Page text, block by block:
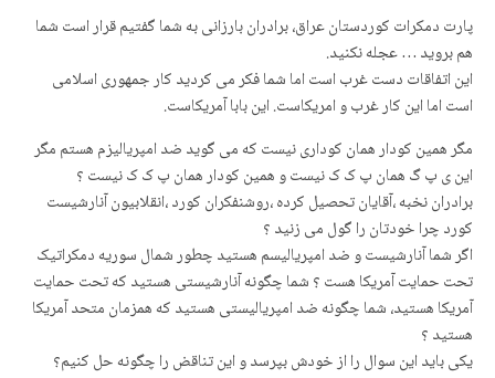
پارت دمکرات کوردستان عراق، برادران بارزانی به شما گفتیم قرار است شما
هم بروید … عجله نکنید.
این اتفاقات دست غرب است اما شما فکر می کردید کار جمهوری اسلامی
است اما این کار غرب و امریکاست. این بابا آمریکاست.
مگر همین کودار همان کوداری نیست که می گوید ضد امپریالیزم هستم مگر
این ی پ گ همان پ ک ک نیست و همین کودار همان پ ک ک نیست ؟
برادران نخبه ،آقایان تحصیل کرده ،روشنفکران کورد ،انقلابیون آنارشیست
کورد چرا خودتان را گول می زنید ؟
اگر شما آنارشیست و ضد امپریالیسم هستید چطور شمال سوریه دمکراتیک
تحت حمایت آمریکا هست ؟ شما چگونه آنارشیستی هستید که تحت حمایت
آمریکا هستید، شما چگونه ضد امپریالیستی هستید که همزمان متحد آمریکا
هستید ؟
یکی باید این سوال را از خودش بپرسد و این تناقض را چگونه حل کنیم؟